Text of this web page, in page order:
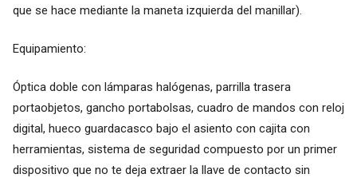
que se hace mediante la maneta izquierda del manillar).
Equipamiento:
Óptica doble con lámparas halógenas, parrilla trasera
portaobjetos, gancho portabolsas, cuadro de mandos con reloj
digital, hueco guardacasco bajo el asiento con cajita con
herramientas, sistema de seguridad compuesto por un primer
dispositivo que no te deja extraer la llave de contacto sin